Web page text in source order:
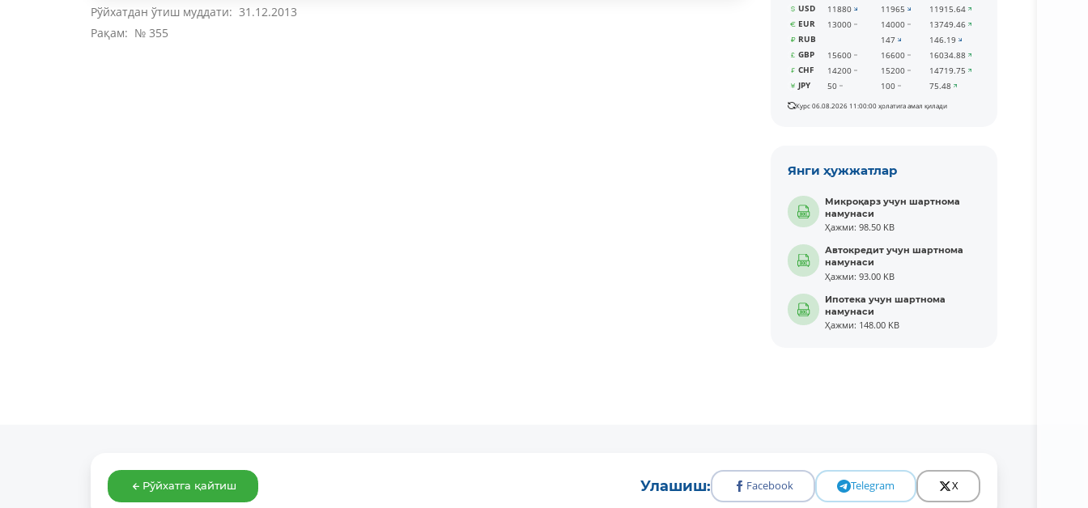
Рўйхатдан ўтиш муддати: 31.12.2013
Рақам: № 355
USD
11880 11965
11915.64
EUR
13000 14000
13749.46
RUB
147
146.19
GBP
15600 16600
16034.88
CHF
14200 15200
14719.75
JPY
50 100 75.48
Курс 06.08.2026 11:00:00 ҳолатига амал қилади
Янги ҳужжатлар
Микроқарз учун шартнома
намунаси
Ҳажми: 98.50 KB
Автокредит учун шартнома
намунаси
Ҳажми: 93.00 KB
Ипотека учун шартнома
намунаси
Ҳажми: 148.00 KB
Рўйхатга қайтиш Улашиш: Facebook Telegram X